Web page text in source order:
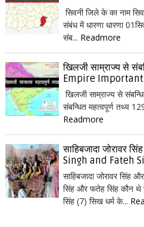
सिवनी जिले के का नाम
संबंध में धारणा धारणा
संब... Readmore
खिलजी साम्राज्य से
Empire
खिलजी साम्राज्य से
संबन्धित महत्वपूर्ण तथ्य
Readmore
साहिबजादा जोरावर
Singh and Fateh
साहिबजादा जोरावर सिंह
सिंह और फतेह सिंह कौन थे
सिंह (7) सिख धर्म के...